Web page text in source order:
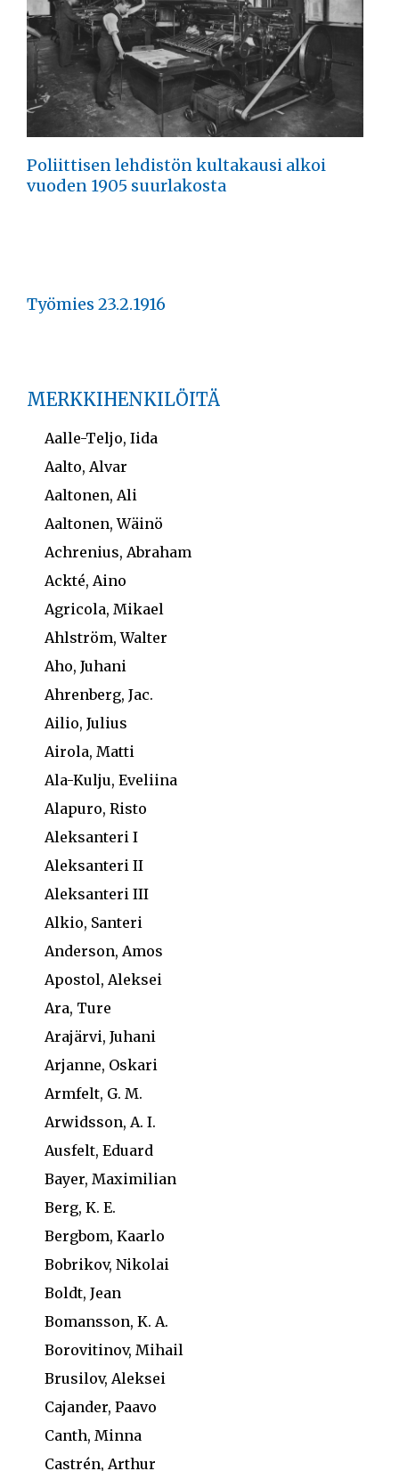
Poliittisen lehdistön kultakausi alkoi
vuoden 1905 suurlakosta
Työmies 23.2.1916
MERKKIHENKILÖITÄ
Aalle-Teljo, Iida
Aalto, Alvar
Aaltonen, Ali
Aaltonen, Wäinö
Achrenius, Abraham
Ackté, Aino
Agricola, Mikael
Ahlström, Walter
Aho, Juhani
Ahrenberg, Jac.
Ailio, Julius
Airola, Matti
Ala-Kulju, Eveliina
Alapuro, Risto
Aleksanteri I
Aleksanteri II
Aleksanteri III
Alkio, Santeri
Anderson, Amos
Apostol, Aleksei
Ara, Ture
Arajärvi, Juhani
Arjanne, Oskari
Armfelt, G. M.
Arwidsson, A. I.
Ausfelt, Eduard
Bayer, Maximilian
Berg, K. E.
Bergbom, Kaarlo
Bobrikov, Nikolai
Boldt, Jean
Bomansson, K. A.
Borovitinov, Mihail
Brusilov, Aleksei
Cajander, Paavo
Canth, Minna
Castrén, Arthur